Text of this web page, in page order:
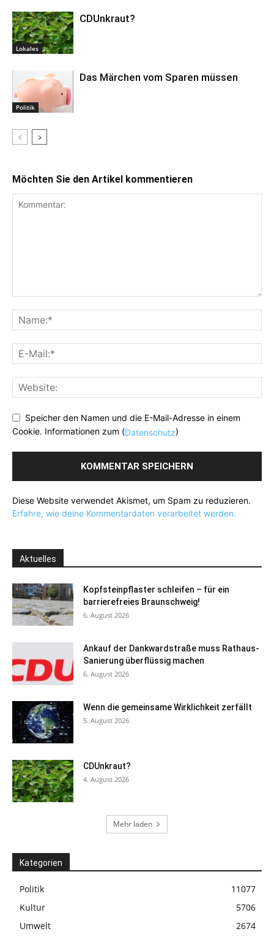
Lokales
CDUnkraut?
Politik
Das Märchen vom Sparen müssen
Möchten Sie den Artikel kommentieren
Speicher den Namen und die E-Mail-Adresse in einem
Cookie. Informationen zum (Datenschutz)
Diese Website verwendet Akismet, um Spam zu reduzieren.
Erfahre, wie deine Kommentardaten verarbeitet werden.
Aktuelles
Kopfsteinpflaster schleifen – für ein
barrierefreies Braunschweig!
6. August 2026
Ankauf der Dankwardstraße muss Rathaus-
Sanierung überflüssig machen
6. August 2026
Wenn die gemeinsame Wirklichkeit zerfällt
5. August 2026
CDUnkraut?
4. August 2026
Mehr laden
Kategorien
Politik
11077
Kultur
5706
Umwelt
2674